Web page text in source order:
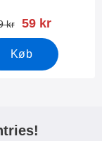
pris
kr pris
59 kr
Køb